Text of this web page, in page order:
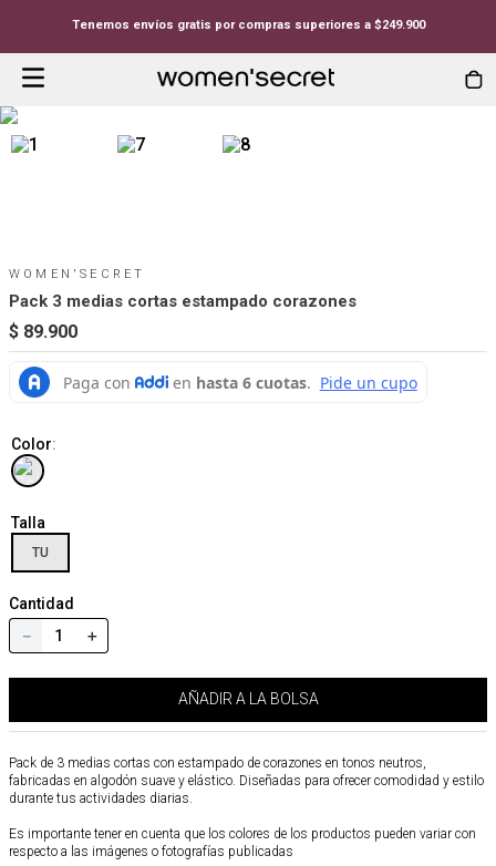
Tenemos envíos gratis por compras superiores a $249.900
WOMEN'SECRET
Pack 3 medias cortas estampado corazones
$ 89.900
Color:
Talla
TU
Cantidad
＋
－
AÑADIR A LA BOLSA
Pack de 3 medias cortas con estampado de corazones en tonos neutros,
fabricadas en algodón suave y elástico. Diseñadas para ofrecer comodidad y estilo
durante tus actividades diarias.
Es importante tener en cuenta que los colores de los productos pueden variar con
respecto a las imágenes o fotografías publicadas